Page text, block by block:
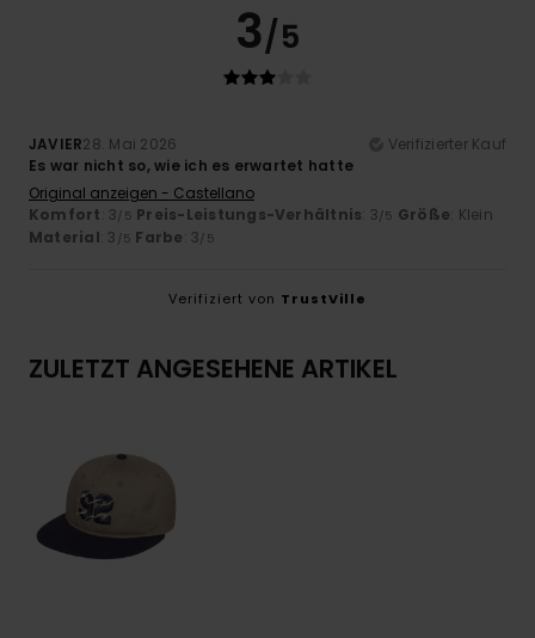
3/5
JAVIER28. Mai 2026
Verifizierter Kauf
Es war nicht so, wie ich es erwartet hatte
Original anzeigen - Castellano
Komfort: 3/5 Preis-Leistungs-Verhältnis: 3/5 Größe: Klein
Material: 3 /5 Farbe: 3/5
Verifiziert von TrustVille
ZULETZT ANGESEHENE ARTIKEL